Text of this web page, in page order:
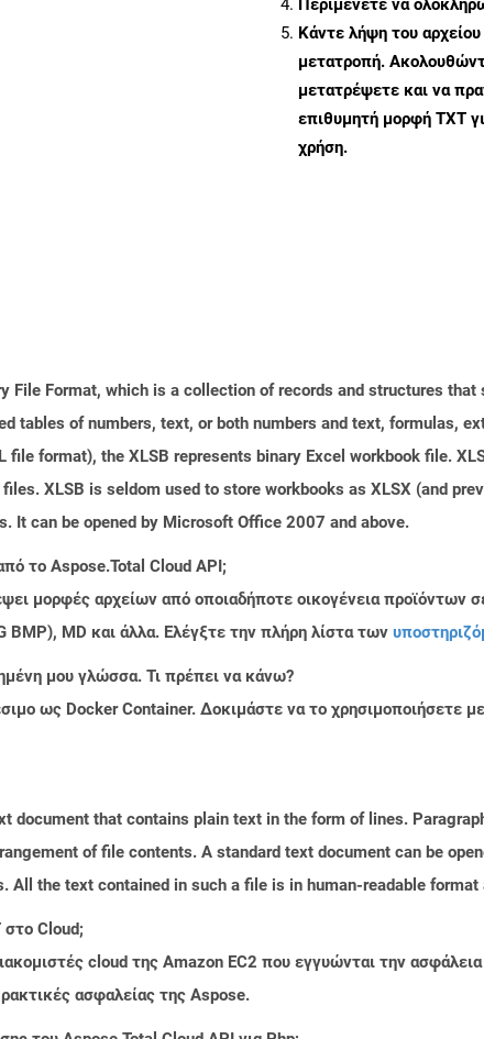
Κάντε λήψη του
μετατροπή.
μετατρέψετε και να
επιθυμητή μορφή TXT
χρήση.
File Format, which is a collection of records and structures
tables of numbers, text, or both numbers and text, formulas,
file format), the XLSB represents binary Excel workbook file.
XLSB is seldom used to store workbooks as XLSX (and
It can be opened by Microsoft Office 2007 and above.
το Aspose.Total Cloud API;
μορφές αρχείων από οποιαδήποτε οικογένεια προϊόντων
BMP), MD και άλλα. Ελέγξτε την πλήρη λίστα των
μου γλώσσα. Τι πρέπει να κάνω?
ως Docker Container. Δοκιμάστε να το χρησιμοποιήσετε
document that contains plain text in the form of lines.
of file contents. A standard text document can be
the text contained in such a file is in human-readable
στο Cloud;
cloud της Amazon EC2 που εγγυώνται την
ασφαλείας της Aspose.